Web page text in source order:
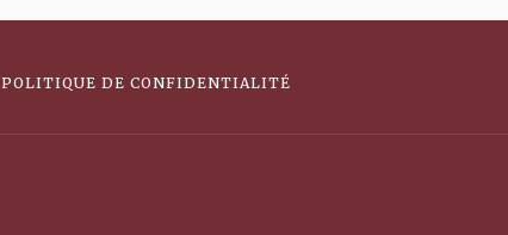
POLITIQUE DE CONFIDENTIALITÉ